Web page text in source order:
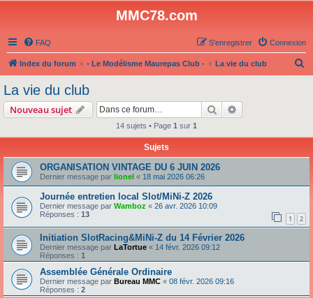
MMC78.com
FAQ Connexion
S’enregistrer
Index du forum - Le Modélisme Maurepas Club - La vie du club
r
La vie du club
Nouveau sujet Rechercher
14 sujets • Page 1 sur 1
Sujets
ORGANISATION VINTAGE DU 6 JUIN 2026
Dernier message par lionel « 18 mai 2026 06:26
Journée entretien local Slot/MiNi-Z 2026
Dernier message par Wamboz « 26 avr. 2026 10:09
Réponses : 13 1 2
Initiation SlotRacing&MiNi-Z du 14 Février 2026
Dernier message par LaTortue « 14 févr. 2026 09:12
Réponses : 1
Assemblée Générale Ordinaire
Dernier message par Bureau MMC « 08 févr. 2026 09:16
Réponses : 2